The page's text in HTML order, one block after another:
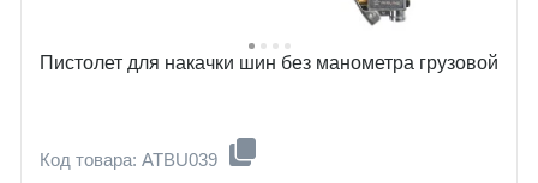
Пистолет для накачки шин без манометра грузовой
Код товара: ATBU039